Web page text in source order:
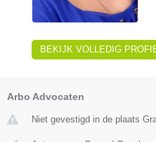
BEKIJK VOLLEDIG
Arbo Advocaten
Niet gevestigd in de plaats